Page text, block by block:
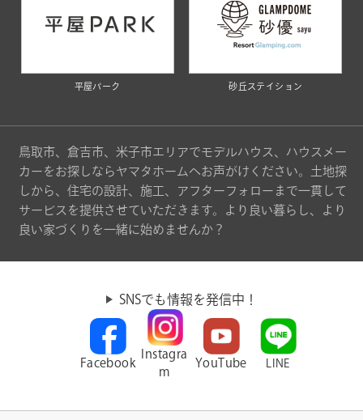
平屋パーク 砂丘ステイション
鳥取市、倉吉市、米子市エリアでモデルハウス、ハウスメー
カーをお探しならヤマタホームへお声がけください。土地探
しから、住宅の設計、施工、アフターフォローまで一貫して
サービスを提供させていただきます。より良い暮らし、より
良い家づくりを一緒に始めませんか？
SNSでも情報を発信中！
Facebook
Instagra
m
YouTube LINE